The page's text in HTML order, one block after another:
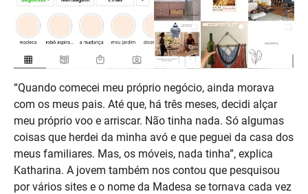
“Quando comecei meu próprio negócio, ainda morava
com os meus pais. Até que, há três meses, decidi alçar
meu próprio voo e arriscar. Não tinha nada. Só algumas
coisas que herdei da minha avó e que peguei da casa dos
meus familiares. Mas, os móveis, nada tinha”, explica
Katharina. A jovem também nos contou que pesquisou
por vários sites e o nome da Madesa se tornava cada vez